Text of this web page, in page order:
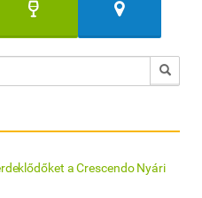
a Crescendo Nyári